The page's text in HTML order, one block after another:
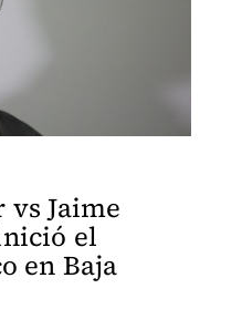
Jaime
el
en Baja